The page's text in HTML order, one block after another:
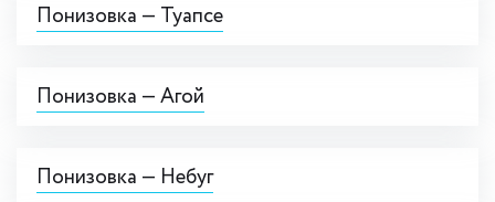
Понизовка — Туапсе
Понизовка — Агой
Понизовка — Небуг